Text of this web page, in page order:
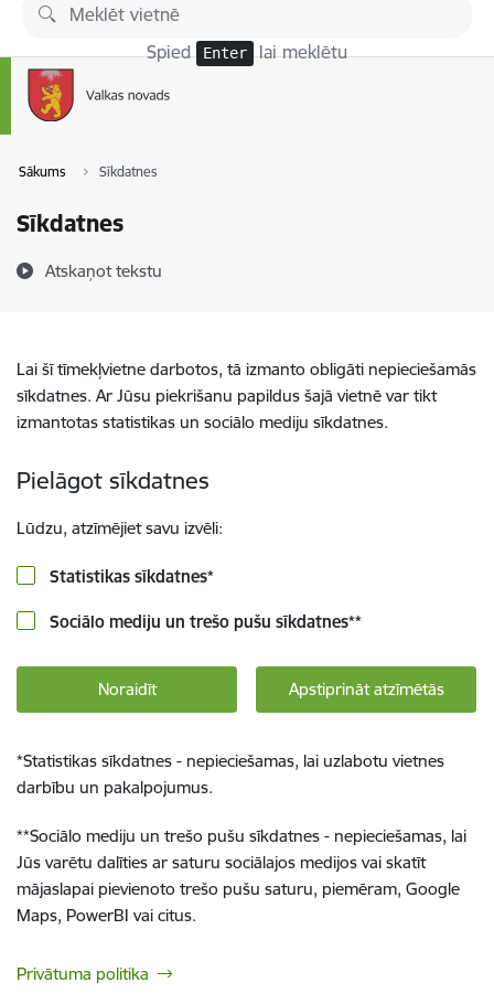
Pāriet uz lapas saturu
Spied Enter lai meklētu
Sākums Sīkdatnes
Sīkdatnes
Atskaņot tekstu
Lai šī tīmekļvietne darbotos, tā izmanto obligāti nepieciešamās
sīkdatnes. Ar Jūsu piekrišanu papildus šajā vietnē var tikt
izmantotas statistikas un sociālo mediju sīkdatnes.
Pielāgot sīkdatnes
Lūdzu, atzīmējiet savu izvēli:
Statistikas sīkdatnes*
Sociālo mediju un trešo pušu sīkdatnes**
Noraidīt Apstiprināt atzīmētās
*Statistikas sīkdatnes - nepieciešamas, lai uzlabotu vietnes
darbību un pakalpojumus.
**Sociālo mediju un trešo pušu sīkdatnes - nepieciešamas, lai
Jūs varētu dalīties ar saturu sociālajos medijos vai skatīt
mājaslapai pievienoto trešo pušu saturu, piemēram, Google
Maps, PowerBI vai citus.
Privātuma politika